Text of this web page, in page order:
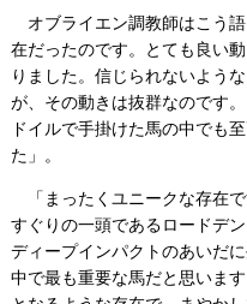
オブライエン調教師はこう
在だったのです。とても良い
りました。信じられないよう
が、その動きは抜群なのです
ドイルで手掛けた馬の中でも
た」。
「まったくユニークな存在
すぐりの一頭であるロードデ
ディープインパクトのあいだ
中で最も重要な馬だと思いま